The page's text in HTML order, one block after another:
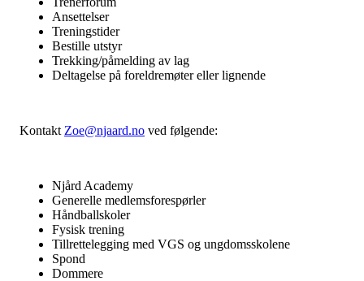
Ansettelser
Treningstider
Bestille utstyr
Trekking/påmelding av lag
Deltagelse på foreldremøter eller lignende
Kontakt Zoe@njaard.no ved følgende:
Njård Academy
Generelle medlemsforespørler
Håndballskoler
Fysisk trening
Tillrettelegging med VGS og ungdomsskolene
Spond
Dommere